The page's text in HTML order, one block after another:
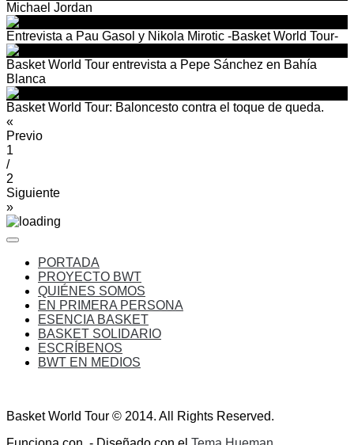
Michael Jordan
Entrevista a Pau Gasol y Nikola Mirotic -Basket World Tour-
Basket World Tour entrevista a Pepe Sánchez en Bahía
Blanca
Basket World Tour: Baloncesto contra el toque de queda.
«
Previo
1
/
2
Siguiente
»
PORTADA
PROYECTO BWT
QUIÉNES SOMOS
EN PRIMERA PERSONA
ESENCIA BASKET
BASKET SOLIDARIO
ESCRÍBENOS
BWT EN MEDIOS
Basket World Tour © 2014. All Rights Reserved.